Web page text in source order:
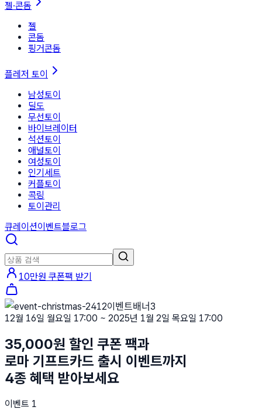
젤·콘돔
젤
콘돔
핑거콘돔
플레저 토이
남성토이
딜도
무선토이
바이브레이터
석션토이
애널토이
여성토이
인기세트
커플토이
콕링
토이관리
큐레이션이벤트블로그
10만원 쿠폰팩 받기
12월 16일 월요일 17:00 ~ 2025년 1월 2일 목요일 17:00
35,000원 할인 쿠폰 팩과
로마 기프트카드 출시 이벤트까지
4종 혜택 받아보세요
이벤트 1